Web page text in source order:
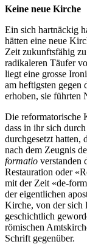
Keine neue Kirche
Ein sich hartnäckig
hätten eine neue
Zeit zukunftsfähig
radikaleren Täufer
liegt eine grosse
am heftigsten gegen
erhoben, sie führten
Die reformatorische
dass in ihr sich
durchgesetzt
nach dem Zeugnis
formatio verstanden
Restauration oder
mit der Zeit «de-
der eigentlichen
Kirche, von der sich
geschichtlich
römischen
Schrift gegenüber.